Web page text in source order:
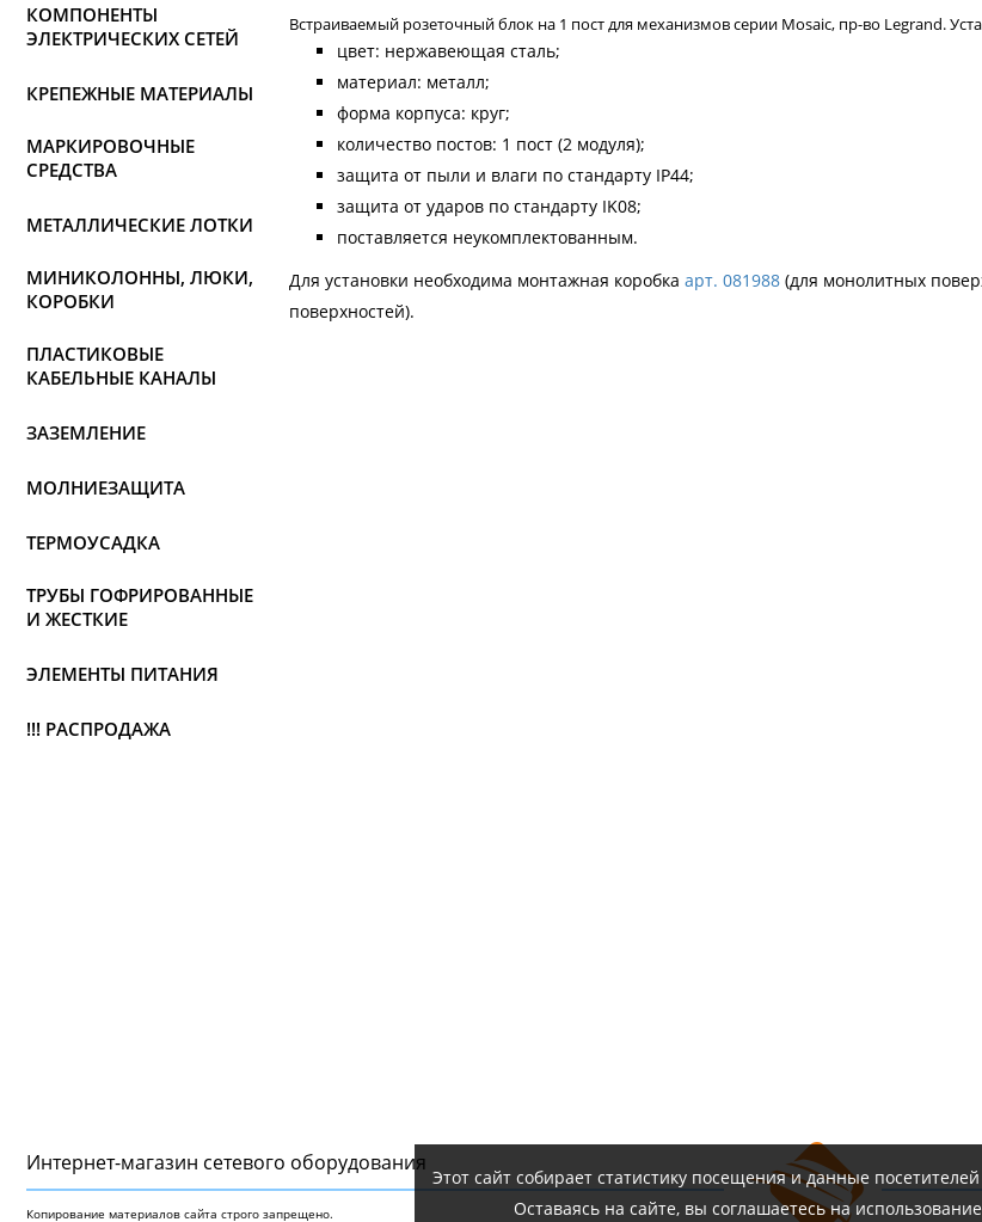
КОМПОНЕНТЫ
ЭЛЕКТРИЧЕСКИХ СЕТЕЙ
КРЕПЕЖНЫЕ МАТЕРИАЛЫ
МАРКИРОВОЧНЫЕ
СРЕДСТВА
МЕТАЛЛИЧЕСКИЕ ЛОТКИ
МИНИКОЛОННЫ, ЛЮКИ,
КОРОБКИ
ПЛАСТИКОВЫЕ
КАБЕЛЬНЫЕ КАНАЛЫ
ЗАЗЕМЛЕНИЕ
МОЛНИЕЗАЩИТА
ТЕРМОУСАДКА
ТРУБЫ ГОФРИРОВАННЫЕ
И ЖЕСТКИЕ
ЭЛЕМЕНТЫ ПИТАНИЯ
!!! РАСПРОДАЖА
Встраиваемый розеточный блок на 1 пост для механизмов серии Mosaic, пр-во Legrand.
цвет: нержавеющая сталь;
материал: металл;
форма корпуса: круг;
количество постов: 1 пост (2 модуля);
защита от пыли и влаги по стандарту IP44;
защита от ударов по стандарту IK08;
поставляется неукомплектованным.
Для установки необходима монтажная коробка арт. 081988 (для монолитных
поверхностей).
Интернет-магазин сетeвого оборудования
Копирование материалов сайта строго запрещено.
Этот сайт собирает статистику посещения и данные
Оставаясь на сайте, вы соглашаетесь на использование